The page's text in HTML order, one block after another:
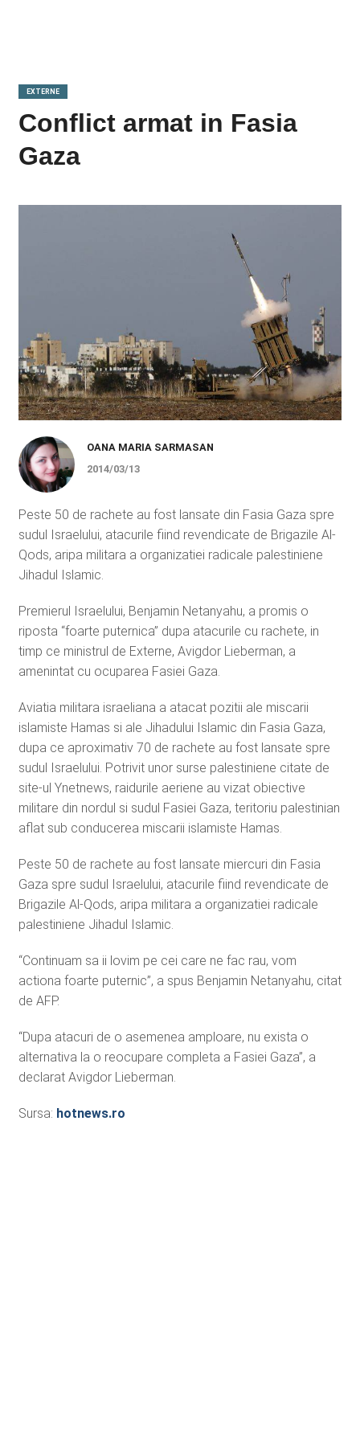
EXTERNE
Conflict armat in Fasia
Gaza
OANA MARIA SARMASAN
2014/03/13
Peste 50 de rachete au fost lansate din Fasia Gaza spre
sudul Israelului, atacurile fiind revendicate de Brigazile Al-
Qods, aripa militara a organizatiei radicale palestiniene
Jihadul Islamic.
Premierul Israelului, Benjamin Netanyahu, a promis o
riposta “foarte puternica” dupa atacurile cu rachete, in
timp ce ministrul de Externe, Avigdor Lieberman, a
amenintat cu ocuparea Fasiei Gaza.
Aviatia militara israeliana a atacat pozitii ale miscarii
islamiste Hamas si ale Jihadului Islamic din Fasia Gaza,
dupa ce aproximativ 70 de rachete au fost lansate spre
sudul Israelului. Potrivit unor surse palestiniene citate de
site-ul Ynetnews, raidurile aeriene au vizat obiective
militare din nordul si sudul Fasiei Gaza, teritoriu palestinian
aflat sub conducerea miscarii islamiste Hamas.
Peste 50 de rachete au fost lansate miercuri din Fasia
Gaza spre sudul Israelului, atacurile fiind revendicate de
Brigazile Al-Qods, aripa militara a organizatiei radicale
palestiniene Jihadul Islamic.
“Continuam sa ii lovim pe cei care ne fac rau, vom
actiona foarte puternic”, a spus Benjamin Netanyahu, citat
de AFP.
“Dupa atacuri de o asemenea amploare, nu exista o
alternativa la o reocupare completa a Fasiei Gaza”, a
declarat Avigdor Lieberman.
Sursa: hotnews.ro